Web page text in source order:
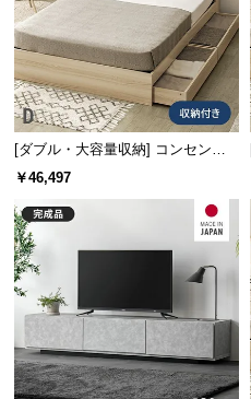
[ダブル・大容量収納] コンセント
機能付きベッド マットレス付き
￥46,497